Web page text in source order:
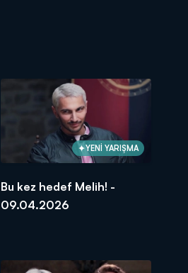
YENİ YARIŞMA
Bu kez hedef Melih! -
09.04.2026